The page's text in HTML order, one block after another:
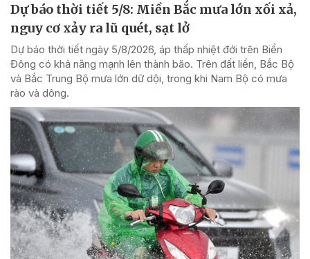
Dự báo thời tiết 5/8: Miền Bắc mưa lớn xối xả,
nguy cơ xảy ra lũ quét, sạt lở
Dự báo thời tiết ngày 5/8/2026, áp thấp nhiệt đới trên Biển
Đông có khả năng mạnh lên thành bão. Trên đất liền, Bắc Bộ
và Bắc Trung Bộ mưa lớn dữ dội, trong khi Nam Bộ có mưa
rào và dông.